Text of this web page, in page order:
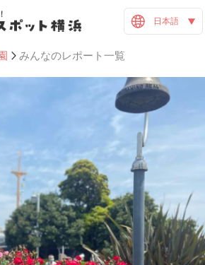
日本語
みんなのレポート一覧